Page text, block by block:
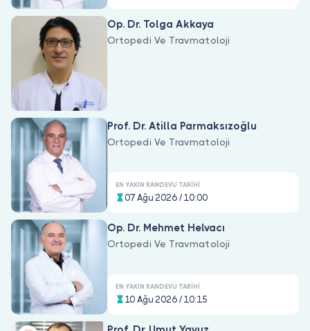
Op. Dr. Tolga Akkaya
Ortopedi Ve Travmatoloji
Prof. Dr. Atilla Parmaksızoğlu
Ortopedi Ve Travmatoloji
EN YAKIN RANDEVU TARIHI
07 Ağu 2026 / 10:00
Op. Dr. Mehmet Helvacı
Ortopedi Ve Travmatoloji
EN YAKIN RANDEVU TARIHI
10 Ağu 2026 / 10:15